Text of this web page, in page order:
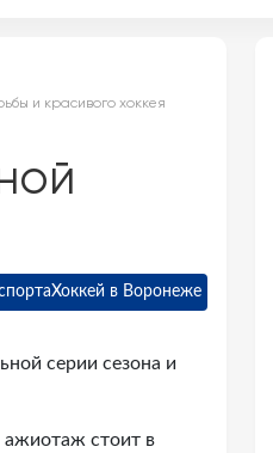
и красивого хоккея
Хоккей в Воронеже
серии сезона и
ажиотаж стоит в